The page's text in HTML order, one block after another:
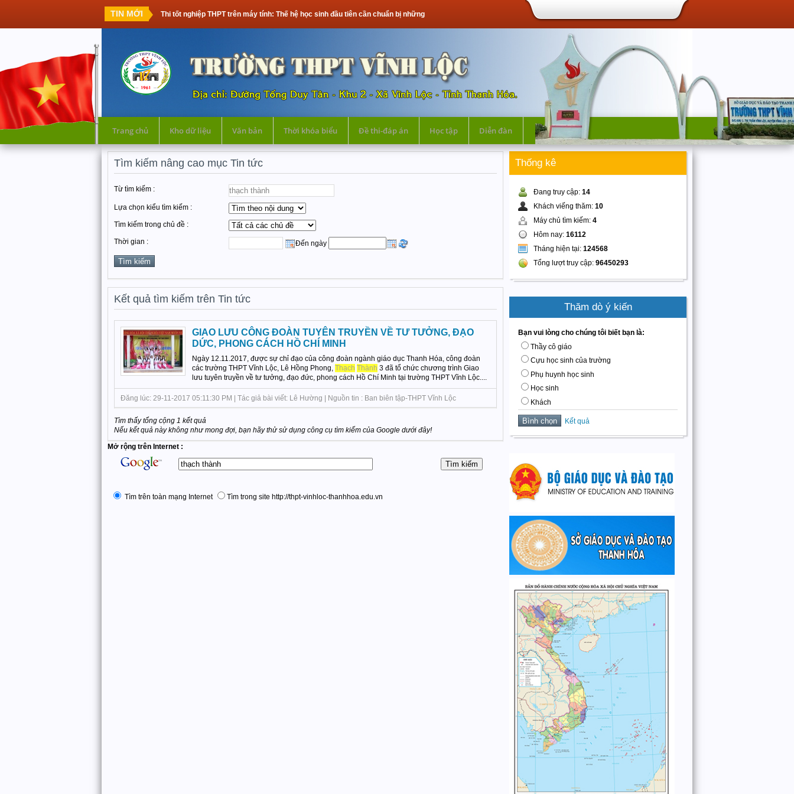
TIN MỚIThi tốt nghiệp THPT trên máy tính: Thế hệ học sinh đầu tiên cần chuẩn bị những gì?
Trang chủ Kho dữ liệu Văn bản Thời khóa biểu Đề thi-đáp án Học tập Diễn đàn
Tìm kiếm nâng cao mục Tin tức
Từ tìm kiếm :
Lựa chọn kiểu tìm kiếm :
Tìm kiếm trong chủ đề :
Thời gian : Đến ngày
Kết quả tìm kiếm trên Tin tức
GIAO LƯU CÔNG ĐOÀN TUYÊN TRUYỀN VỀ TƯ TƯỞNG, ĐẠO
DỨC, PHONG CÁCH HỒ CHÍ MINH
Ngày 12.11.2017, được sự chỉ đạo của công đoàn ngành giáo dục Thanh Hóa, công đoàn
các trường THPT Vĩnh Lộc, Lê Hồng Phong, Thạch Thành 3 đã tổ chức chương trình Giao
lưu tuyên truyền về tư tưởng, đạo đức, phong cách Hồ Chí Minh tại trường THPT Vĩnh Lộc....
Đăng lúc: 29-11-2017 05:11:30 PM | Tác giả bài viết: Lê Hường | Nguồn tin : Ban biên tập-THPT Vĩnh Lộc
Tìm thấy tổng cộng 1 kết quả
Nếu kết quả này không như mong đợi, bạn hãy thử sử dụng công cụ tìm kiếm của Google dưới đây!
Mở rộng trên Internet :
Tìm trên toàn mạng Internet Tìm trong site http://thpt-vinhloc-thanhhoa.edu.vn
Thống kê
Đang truy cập: 14
Khách viếng thăm: 10
Máy chủ tìm kiếm: 4
Hôm nay: 16112
Tháng hiện tại: 124568
Tổng lượt truy cập: 96450293
Thăm dò ý kiến
Bạn vui lòng cho chúng tôi biết bạn là:
Thầy cô giáo
Cựu học sinh của trường
Phụ huynh học sinh
Học sinh
Khách
Kết quả